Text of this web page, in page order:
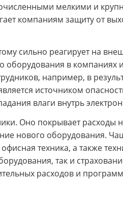
мелкими и
компаниям защиту от
сильно реагирует на
оборудования в компаниях
например, в
источником
влаги внутрь
Оно покрывает расходы
нового оборудования.
техника, а также
так и
расходов и